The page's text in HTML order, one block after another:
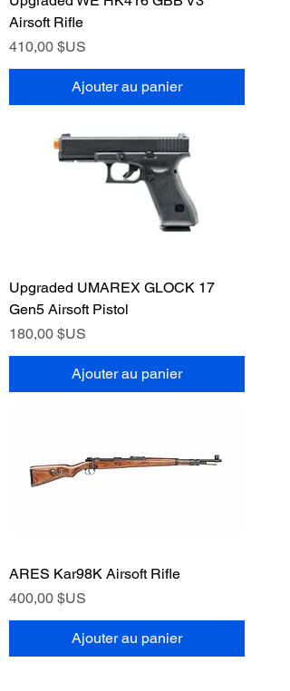
Airsoft Rifle
Prix
410,00 $US
Ajouter au panier
Upgraded UMAREX GLOCK 17
Gen5 Airsoft Pistol
Prix
180,00 $US
Ajouter au panier
ARES Kar98K Airsoft Rifle
Prix
400,00 $US
Ajouter au panier